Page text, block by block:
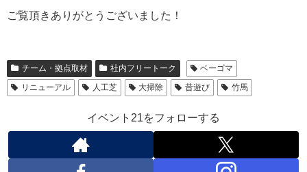
ご覧頂きありがとうございました！
チーム・拠点取材 社内フリートーク
ベーゴマ
リニューアル
人工芝 大掃除 昔遊び 竹馬
イベント21をフォローする